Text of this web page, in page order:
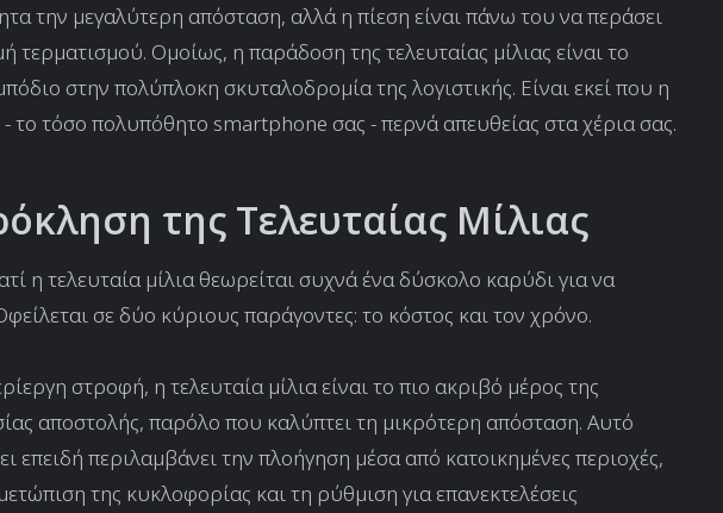
την μεγαλύτερη απόσταση, αλλά η πίεση είναι πάνω του να περάσει
τερματισμού. Ομοίως, η παράδοση της τελευταίας μίλιας είναι το
στην πολύπλοκη σκυταλοδρομία της λογιστικής. Είναι εκεί που η
το τόσο πολυπόθητο smartphone σας - περνά απευθείας στα χέρια σας.
της Τελευταίας Μίλιας
η τελευταία μίλια θεωρείται συχνά ένα δύσκολο καρύδι για να
σε δύο κύριους παράγοντες: το κόστος και τον χρόνο.
στροφή, η τελευταία μίλια είναι το πιο ακριβό μέρος της
αποστολής, παρόλο που καλύπτει τη μικρότερη απόσταση. Αυτό
επειδή περιλαμβάνει την πλοήγηση μέσα από κατοικημένες περιοχές,
της κυκλοφορίας και τη ρύθμιση για επανεκτελέσεις